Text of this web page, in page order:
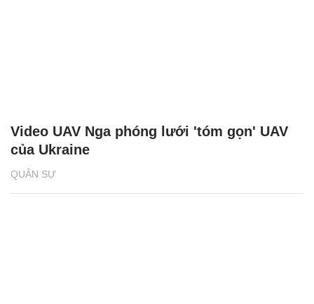
QUÂN SỰ
Video UAV Nga phóng lưới 'tóm gọn' UAV
của Ukraine